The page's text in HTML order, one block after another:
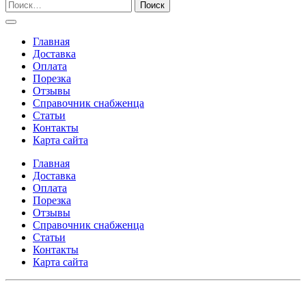
Главная
Доставка
Оплата
Порезка
Отзывы
Справочник снабженца
Статьи
Контакты
Карта сайта
Главная
Доставка
Оплата
Порезка
Отзывы
Справочник снабженца
Статьи
Контакты
Карта сайта